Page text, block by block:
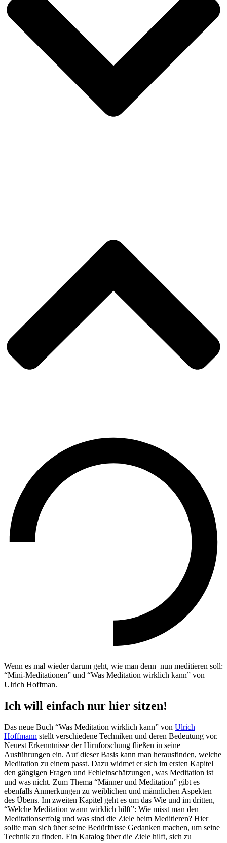
Wenn es mal wieder darum geht, wie man denn nun meditieren soll:
“Mini-Meditationen” und “Was Meditation wirklich kann” von
Ulrich Hoffman.
Ich will einfach nur hier sitzen!
Das neue Buch “Was Meditation wirklich kann” von Ulrich
Hoffmann stellt verschiedene Techniken und deren Bedeutung vor.
Neuest Erkenntnisse der Hirnforschung fließen in seine
Ausführungen ein. Auf dieser Basis kann man herausfinden, welche
Meditation zu einem passt. Dazu widmet er sich im ersten Kapitel
den gängigen Fragen und Fehleinschätzungen, was Meditation ist
und was nicht. Zum Thema “Männer und Meditation” gibt es
ebenfalls Anmerkungen zu weiblichen und männlichen Aspekten
des Übens. Im zweiten Kapitel geht es um das Wie und im dritten,
“Welche Meditation wann wirklich hilft”: Wie misst man den
Meditationserfolg und was sind die Ziele beim Meditieren? Hier
sollte man sich über seine Bedürfnisse Gedanken machen, um seine
Technik zu finden. Ein Katalog über die Ziele hilft, sich zu